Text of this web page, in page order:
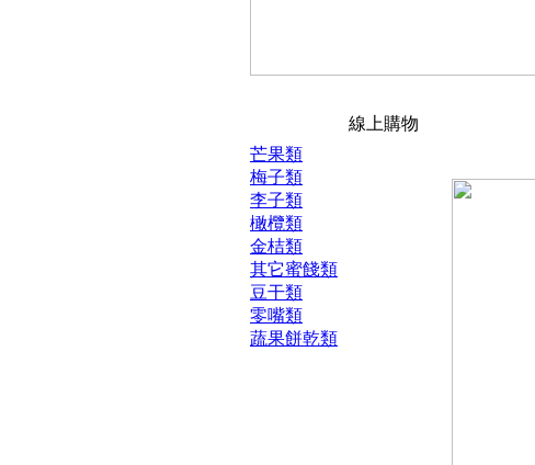
線上購物
芒果類
梅子類
李子類
橄欖類
金桔類
其它蜜餞類
豆干類
零嘴類
蔬果餅乾類